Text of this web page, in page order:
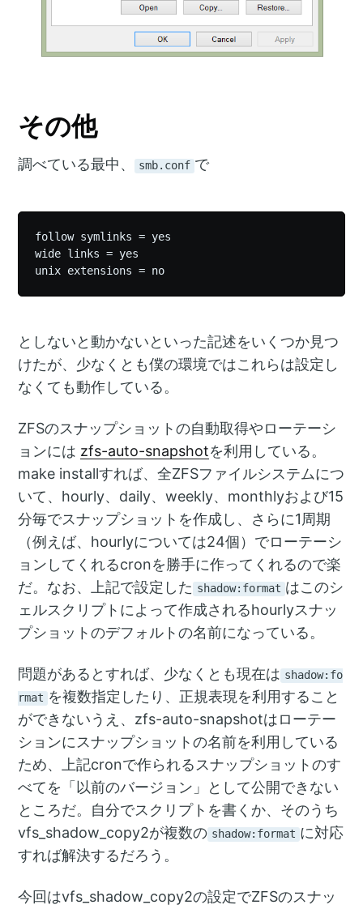
その他
調べている最中、 smb.conf で
follow symlinks = yes
wide links = yes
としないと動かないといった記述をいくつか見つ
けたが、少なくとも僕の環境ではこれらは設定し
なくても動作している。
ZFSのスナップショットの自動取得やローテーシ
ョンには zfs-auto-snapshotを利用している。
make installすれば、全ZFSファイルシステムにつ
いて、hourly、daily、weekly、monthlyおよび15
分毎でスナップショットを作成し、さらに1周期
（例えば、hourlyについては24個）でローテーシ
ョンしてくれるcronを勝手に作ってくれるので楽
だ。なお、上記で設定した shadow:format はこのシ
ェルスクリプトによって作成されるhourlyスナッ
プショットのデフォルトの名前になっている。
問題があるとすれば、少なくとも現在は shadow:fo
rmat を複数指定したり、正規表現を利用すること
ができないうえ、zfs-auto-snapshotはローテー
ションにスナップショットの名前を利用している
ため、上記cronで作られるスナップショットのす
べてを「以前のバージョン」として公開できない
ところだ。自分でスクリプトを書くか、そのうち
vfs_shadow_copy2が複数の shadow:format に対応
すれば解決するだろう。
今回はvfs_shadow_copy2の設定でZFSのスナッ